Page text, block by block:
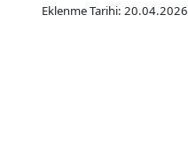
Eklenme Tarihi: 20.04.2026